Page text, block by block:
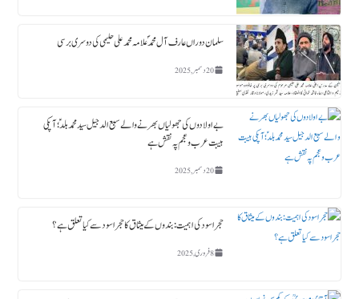
سلمان دوراں عارف آل محمدؐ علامہ محمد علی حلیمی کی دوسری برسی
20 دسمبر, 2025
بے اولادوں کی جھولیاں بھرنے والے سبع الدجیل سید محمد بلدؑ ؛ آپکی
ہیبت عرب و عجم پہ نقش ہے
20 دسمبر, 2025
حجر اسود کی اہمیت : بندوں کے میثاق کا حجر اسود سے کیا تعلق ہے؟
8 فروری, 2025